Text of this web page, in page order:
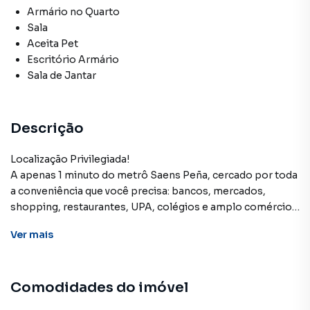
Armário no Quarto
Sala
Aceita Pet
Escritório Armário
Sala de Jantar
Descrição
Localização Privilegiada!
A apenas 1 minuto do metrô Saens Peña, cercado por toda
a conveniência que você precisa: bancos, mercados,
shopping, restaurantes, UPA, colégios e amplo comércio.
perfeito para receber;
Ver mais
Comodidades do imóvel